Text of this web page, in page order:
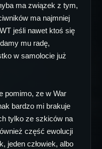
ma związek z tym,
ma najmniej
jeśli nawet ktoś się
mu radę,
w samolocie już
pomimo, ze w War
bardzo mi brakuje
tylko ze szkiców na
część ewolucji
jeden człowiek, albo